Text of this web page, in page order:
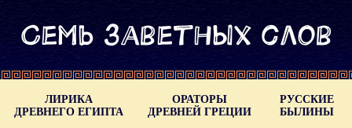
ЛИРИКА
ДРЕВНЕГО ЕГИПТА
ОРАТОРЫ
ДРЕВНЕЙ ГРЕЦИИ
РУССКИЕ
БЫЛИНЫ